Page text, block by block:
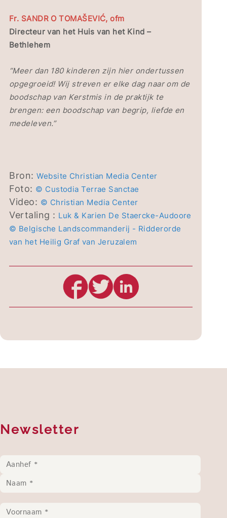
Fr. SANDR O TOMAŠEVIĆ, ofm
Directeur van het Huis van het Kind –
Bethlehem
“Meer dan 180 kinderen zijn hier ondertussen
opgegroeid! Wij streven er elke dag naar om de
boodschap van Kerstmis in de praktijk te
brengen: een boodschap van begrip, liefde en
medeleven.”
Bron:Website Christian Media Center
Foto: © Custodia Terrae Sanctae
Video: © Christian Media Center
Vertaling : Luk & Karien De Staercke-Audoore
© Belgische Landscommanderij - Ridderorde
van het Heilig Graf van Jeruzalem
Newsletter